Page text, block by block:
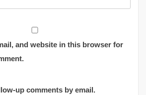
and website in this browser for
up comments by email.